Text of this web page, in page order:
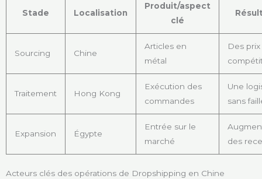
Stade Localisation
Produit/aspect
clé
Sourcing Chine
Articles en
métal
Des prix
Traitement Hong Kong
Exécution des
commandes
Une
sans
Expansion Égypte
Entrée sur le
marché
des
Acteurs clés des opérations de Dropshipping en Chine